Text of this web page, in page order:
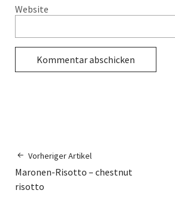
Website
Vorheriger Artikel
Maronen-Risotto – chestnut
risotto